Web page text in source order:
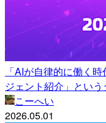
「AIが自律的に働く
ジェント紹介」とい
こーへい
2026.05.01